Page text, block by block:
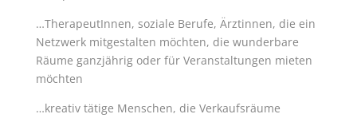
…TherapeutInnen, soziale Berufe, Ärztinnen, die ein
Netzwerk mitgestalten möchten, die wunderbare
Räume ganzjährig oder für Veranstaltungen mieten
möchten
…kreativ tätige Menschen, die Verkaufsräume